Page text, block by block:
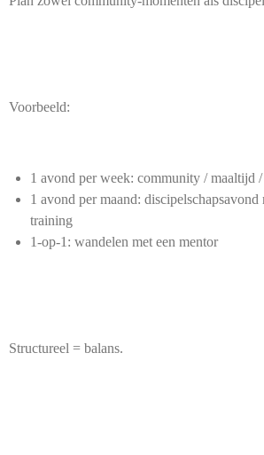
Voorbeeld:
1 avond per week: community / maaltijd /
1 avond per maand:
training
1-op-1: wandelen met een mentor
Structureel = balans.